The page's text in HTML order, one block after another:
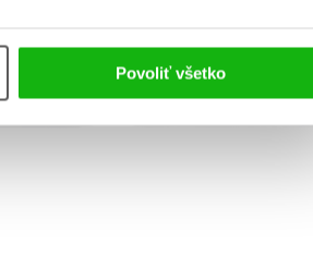
Povoliť všetko